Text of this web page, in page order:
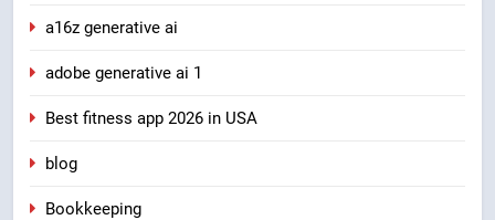
a16z generative ai
adobe generative ai 1
Best fitness app 2026 in USA
blog
Bookkeeping